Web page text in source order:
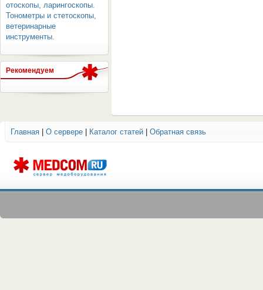
ОБОРУДОВАНИЯ МЕДКОМ
отоскопы, ларингоскопы.
Тонометры и стетоскопы,
ветеринарные
инструменты.
Рекомендуем
Главная О сервере Каталог статей Обратная связь